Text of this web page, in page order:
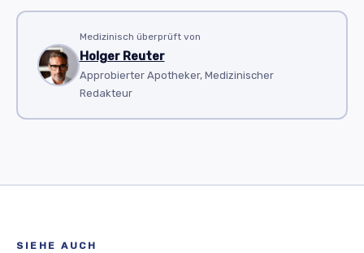
Medizinisch überprüft von
Holger Reuter
Approbierter Apotheker, Medizinischer
Redakteur
SIEHE AUCH